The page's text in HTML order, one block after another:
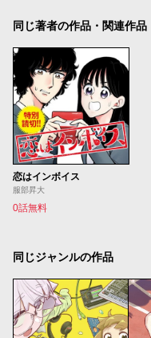
同じ著者の作品・関連作品
恋はインボイス
服部昇大
0話無料
同じジャンルの作品